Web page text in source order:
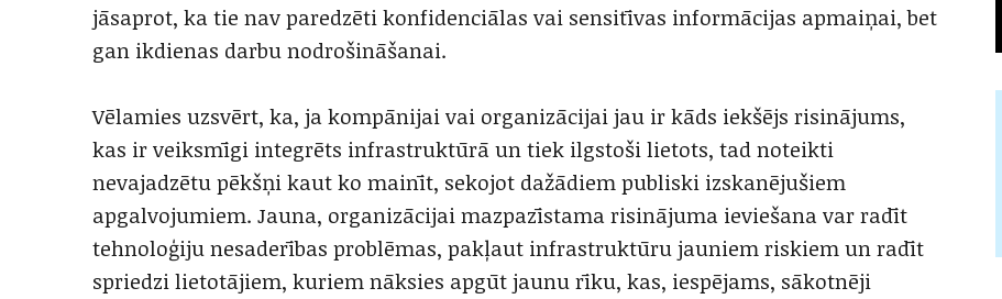
jāsaprot, ka tie nav paredzēti konfidenciālas vai sensitīvas informācijas apmaiņai, bet
gan ikdienas darbu nodrošināšanai.
Vēlamies uzsvērt, ka, ja kompānijai vai organizācijai jau ir kāds iekšējs risinājums,
kas ir veiksmīgi integrēts infrastruktūrā un tiek ilgstoši lietots, tad noteikti
nevajadzētu pēkšņi kaut ko mainīt, sekojot dažādiem publiski izskanējušiem
apgalvojumiem. Jauna, organizācijai mazpazīstama risinājuma ieviešana var radīt
tehnoloģiju nesaderības problēmas, pakļaut infrastruktūru jauniem riskiem un radīt
spriedzi lietotājiem, kuriem nāksies apgūt jaunu rīku, kas, iespējams, sākotnēji